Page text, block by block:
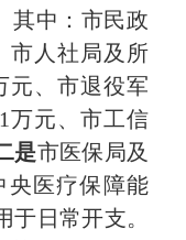
其中：市民政
市人社局及所
元、市退役军
万元、市工信
是市医保局及
央医疗保障能
于日常开支。